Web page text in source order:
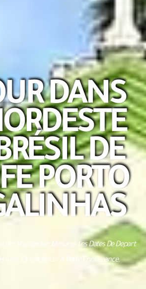
DANS
DE
PORTO
Des Voyage Sur Mesures Les Dates De Depart
Etre Adapter À Votre Convenance.